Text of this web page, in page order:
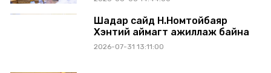
Шадар сайд Н.Номтойбаяр
Хэнтий аймагт ажиллаж байна
2026-07-31 13:11:00